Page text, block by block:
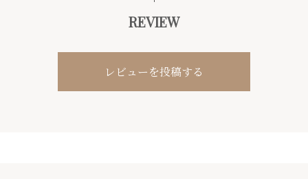
REVIEW
レビューを投稿する